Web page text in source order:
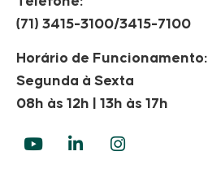
(71) 3415-3100/3415-7100
Horário de Funcionamento:
Segunda à Sexta
08h às 12h | 13h às 17h